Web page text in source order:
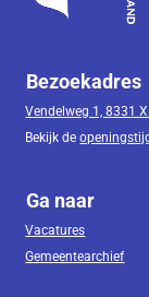
Bezoekadres
Vendelweg 1, 8331
Bekijk de
Ga naar
Vacatures
Gemeentearchief